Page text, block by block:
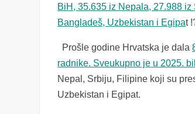
BiH, 35.635 iz Nepala, 27.988
Bangladeš, Uzbekistan i Egipat
Prošle godine Hrvatska je dala
radnike. Sveukupno je u 2025.
Nepal, Srbiju, Filipine koji su
Uzbekistan i Egipat.